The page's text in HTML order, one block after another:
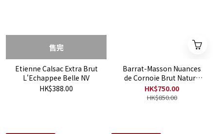
售完
Etienne Calsac Extra Brut
L'Echappee Belle NV
HK$388.00
Barrat-Masson Nuances
de Cornoie Brut Nature
N,V
HK$750.00
HK$850.00